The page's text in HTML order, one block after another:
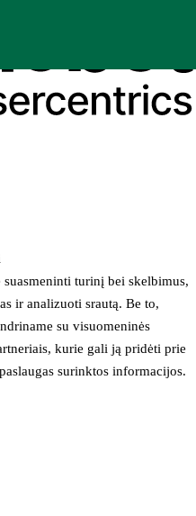
turinį bei skelbimus,
ir analizuoti srautą. Be to,
su visuomeninės
kurie gali ją pridėti prie
surinktos informacijos.